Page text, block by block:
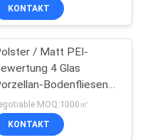
29
KONTAKT
/ Matt PEI-
4 Glas
Bodenfliesen
mit
MOQ:1000㎡
KONTAKT